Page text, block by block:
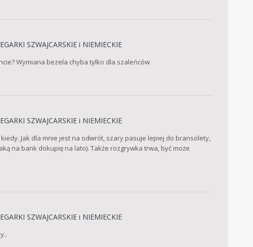
SZWAJCARSKIE i NIEMIECKIE
Wymiana bezela chyba tylko dla szaleńców
SZWAJCARSKIE i NIEMIECKIE
Jak dla mnie jest na odwrót, szary pasuje lepiej do bransolety,
na bank dokupię na lato). Także rozgrywka trwa, być może
SZWAJCARSKIE i NIEMIECKIE